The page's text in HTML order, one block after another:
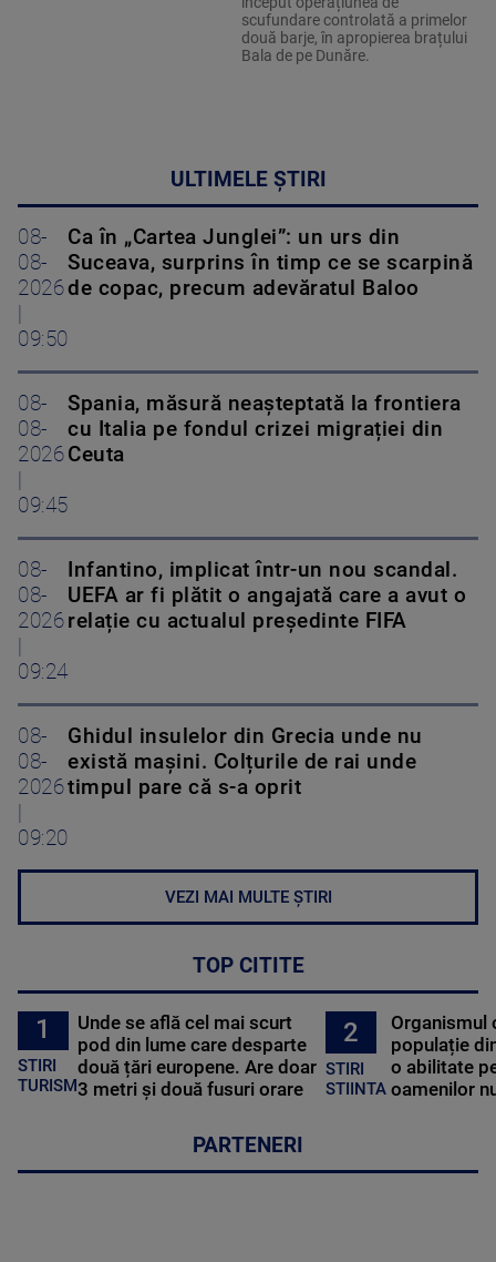
scufundare controlată a primelor
două barje, în apropierea brațului
Bala de pe Dunăre.
ULTIMELE ȘTIRI
08-
08-
2026
09:50
Ca în „Cartea Junglei”: un urs din
Suceava, surprins în timp ce se scarpină
de copac, precum adevăratul Baloo
08-
08-
2026
09:45
Spania, măsură neașteptată la frontiera
cu Italia pe fondul crizei migrației din
Ceuta
08-
08-
2026
09:24
Infantino, implicat într-un nou scandal.
UEFA ar fi plătit o angajată care a avut o
relație cu actualul președinte FIFA
08-
08-
2026
09:20
Ghidul insulelor din Grecia unde nu
există mașini. Colțurile de rai unde
timpul pare că s-a oprit
VEZI MAI MULTE ȘTIRI
TOP CITITE
1
STIRI
TURISM
Unde se află cel mai scurt
pod din lume care desparte
două țări europene. Are doar
3 metri și două fusuri orare
2
STIRI
STIINTA
Organismul
populație
o abilitate
oamenilor
PARTENERI